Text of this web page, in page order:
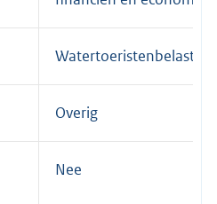
Watertoeristenbelasting
Overig
Nee